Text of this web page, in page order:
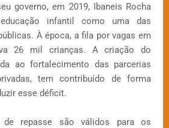
governo, em 2019, Ibaneis Rocha
infantil como uma das
À época, a fila por vagas em
26 mil crianças. A criação do
ao fortalecimento das parcerias
tem contribuído de forma
esse déficit.
de repasse são válidos para os